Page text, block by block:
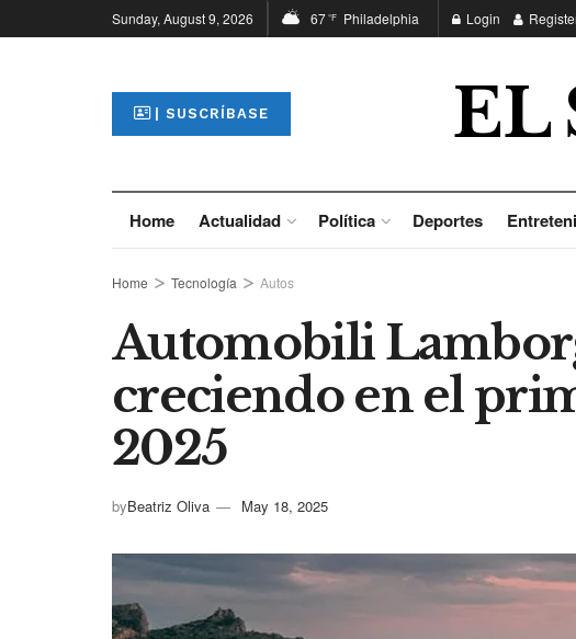
Sunday, August 9, 2026 67°F Philadelphia Login
| SUSCRÍBASE EL
Home Actualidad Política Deportes
Home Tecnología Autos
Automobili
creciendo en el
2025
byBeatriz Oliva May 18, 2025